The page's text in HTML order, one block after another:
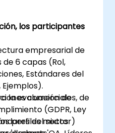
sin necesidad de
sencillas, ejemplos de
interactivas, los
qué es la IA, cómo
de manera
los participantes
empresarial de
6 capas (Rol,
Estándares del
comerciales, de
(GDPR, Ley
del sector)
la evaluación de
perfiles mixtos